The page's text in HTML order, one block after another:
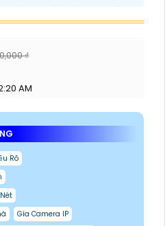
₫
AM
Rõ
Gía Camera IP